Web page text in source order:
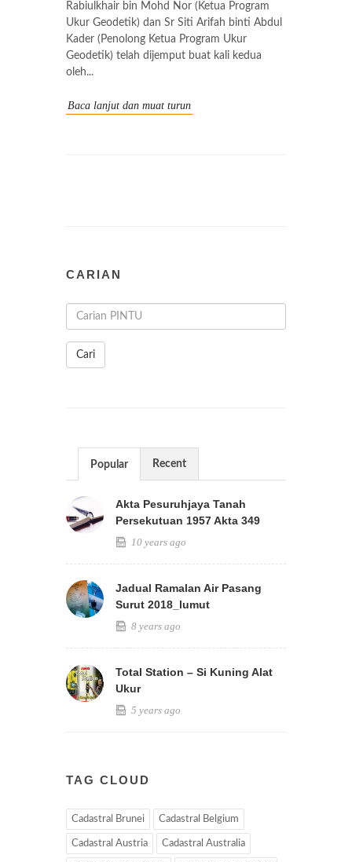
Rabiulkhair bin Mohd Nor (Ketua Program
Ukur Geodetik) dan Sr Siti Arifah binti Abdul
Kader (Penolong Ketua Program Ukur
Geodetik) telah dijemput buat kali kedua
oleh...
Baca lanjut dan muat turun
CARIAN
Cari
Popular Recent
Akta Pesuruhjaya Tanah
Persekutuan 1957 Akta 349
10 years ago
Jadual Ramalan Air Pasang
Surut 2018_lumut
8 years ago
Total Station – Si Kuning Alat
Ukur
5 years ago
TAG CLOUD
Cadastral Brunei Cadastral Belgium
Cadastral Austria Cadastral Australia